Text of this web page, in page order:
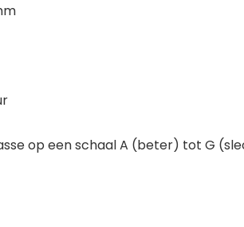
op een schaal A (beter) tot G